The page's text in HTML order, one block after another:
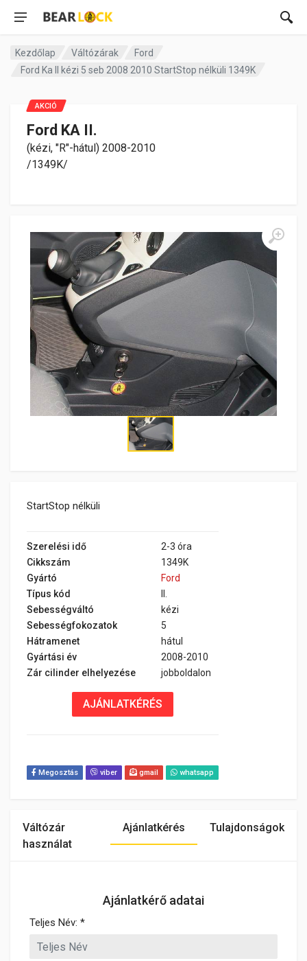
Kezdőlap Váltózárak
Ford
Ford Ka II kézi 5 seb 2008 2010 StartStop nélküli 1349K
Ford KA II.
(kézi, "R"-hátul) 2008-2010
/1349K/
StartStop nélküli
AKCIÓ
Szerelési idő
2-3 óra
Cikkszám
1349K
Gyártó
Ford
Típus kód
II.
Sebességváltó
kézi
Sebességfokozatok
5
Hátramenet
hátul
Gyártási év
2008-2010
Zár cilinder elhelyezése
jobboldalon
AJÁNLATKÉRÉS
Megosztás viber gmail whatsapp
Váltózár
használat
Ajánlatkérés Tulajdonságok
Ajánlatkérő adatai
Teljes Név: *